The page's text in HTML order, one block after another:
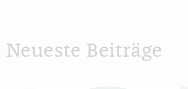
Neueste Beiträge